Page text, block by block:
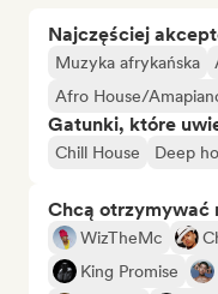
Najczęściej
Muzyka afrykańska
Afro House/
Gatunki, które
Chill House Deep
Chcą otrzymywać
WizTheMc
King Promise